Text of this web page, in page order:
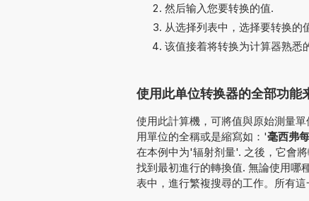
然后输入您要转换的值.
从选择列表中，选择要转换的
该值接着将转换为计算器熟悉
使用此单位转换器的全部功能
使用此計算機，可將值與原始測量
用單位的全稱或是縮寫如：'毫西弗
在本例中为'辐射剂量'. 之後，它會
找到最初進行的轉換值. 無論使用哪
表中，進行繁複搜尋的工作。所有